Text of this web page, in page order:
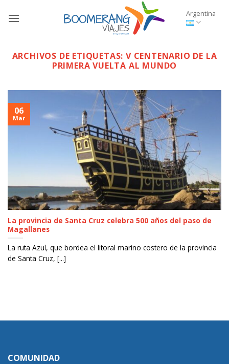
Argentina
ARCHIVOS DE ETIQUETAS: V CENTENARIO DE LA
PRIMERA VUELTA AL MUNDO
La provincia de Santa Cruz celebra 500 años del paso de
Magallanes
La ruta Azul, que bordea el litoral marino costero de la provincia
de Santa Cruz, [...]
06
Mar
COMUNIDAD